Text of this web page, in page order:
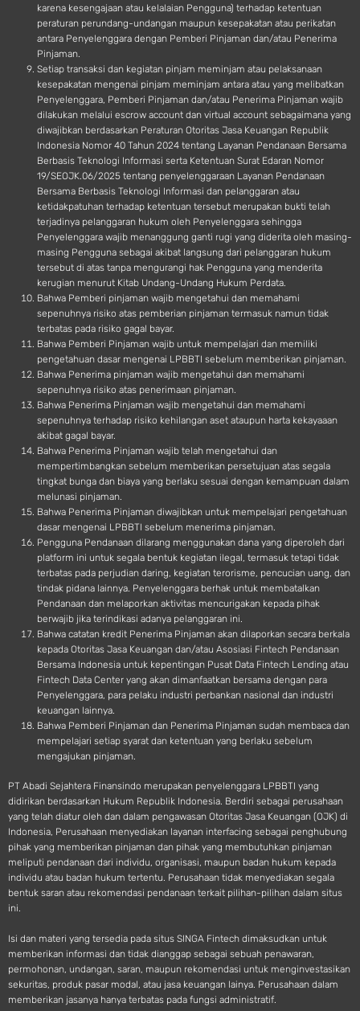
karena kesengajaan atau kelalaian Pengguna) terhadap ketentuan
peraturan perundang-undangan maupun kesepakatan atau perikatan
antara Penyelenggara dengan Pemberi Pinjaman dan/atau Penerima
Pinjaman.
Setiap transaksi dan kegiatan pinjam meminjam atau pelaksanaan
kesepakatan mengenai pinjam meminjam antara atau yang melibatkan
Penyelenggara, Pemberi Pinjaman dan/atau Penerima Pinjaman wajib
dilakukan melalui escrow account dan virtual account sebagaimana yang
diwajibkan berdasarkan Peraturan Otoritas Jasa Keuangan Republik
Indonesia Nomor 40 Tahun 2024 tentang Layanan Pendanaan Bersama
Berbasis Teknologi Informasi serta Ketentuan Surat Edaran Nomor
19/SEOJK.06/2025 tentang penyelenggaraan Layanan Pendanaan
Bersama Berbasis Teknologi Informasi dan pelanggaran atau
ketidakpatuhan terhadap ketentuan tersebut merupakan bukti telah
terjadinya pelanggaran hukum oleh Penyelenggara sehingga
Penyelenggara wajib menanggung ganti rugi yang diderita oleh masing-
masing Pengguna sebagai akibat langsung dari pelanggaran hukum
tersebut di atas tanpa mengurangi hak Pengguna yang menderita
kerugian menurut Kitab Undang-Undang Hukum Perdata.
Bahwa Pemberi pinjaman wajib mengetahui dan memahami
sepenuhnya risiko atas pemberian pinjaman termasuk namun tidak
terbatas pada risiko gagal bayar.
Bahwa Pemberi Pinjaman wajib untuk mempelajari dan memiliki
pengetahuan dasar mengenai LPBBTI sebelum memberikan pinjaman.
Bahwa Penerima pinjaman wajib mengetahui dan memahami
sepenuhnya risiko atas penerimaan pinjaman.
Bahwa Penerima Pinjaman wajib mengetahui dan memahami
sepenuhnya terhadap risiko kehilangan aset ataupun harta kekayaaan
akibat gagal bayar.
Bahwa Penerima Pinjaman wajib telah mengetahui dan
mempertimbangkan sebelum memberikan persetujuan atas segala
tingkat bunga dan biaya yang berlaku sesuai dengan kemampuan dalam
melunasi pinjaman.
Bahwa Penerima Pinjaman diwajibkan untuk mempelajari pengetahuan
dasar mengenai LPBBTI sebelum menerima pinjaman.
Pengguna Pendanaan dilarang menggunakan dana yang diperoleh dari
platform ini untuk segala bentuk kegiatan ilegal, termasuk tetapi tidak
terbatas pada perjudian daring, kegiatan terorisme, pencucian uang, dan
tindak pidana lainnya. Penyelenggara berhak untuk membatalkan
Pendanaan dan melaporkan aktivitas mencurigakan kepada pihak
berwajib jika terindikasi adanya pelanggaran ini.
Bahwa catatan kredit Penerima Pinjaman akan dilaporkan secara berkala
kepada Otoritas Jasa Keuangan dan/atau Asosiasi Fintech Pendanaan
Bersama Indonesia untuk kepentingan Pusat Data Fintech Lending atau
Fintech Data Center yang akan dimanfaatkan bersama dengan para
Penyelenggara, para pelaku industri perbankan nasional dan industri
keuangan lainnya.
Bahwa Pemberi Pinjaman dan Penerima Pinjaman sudah membaca dan
mempelajari setiap syarat dan ketentuan yang berlaku sebelum
mengajukan pinjaman.
PT Abadi Sejahtera Finansindo merupakan penyelenggara LPBBTI yang
didirikan berdasarkan Hukum Republik Indonesia. Berdiri sebagai perusahaan
yang telah diatur oleh dan dalam pengawasan Otoritas Jasa Keuangan (OJK) di
Indonesia, Perusahaan menyediakan layanan interfacing sebagai penghubung
pihak yang memberikan pinjaman dan pihak yang membutuhkan pinjaman
meliputi pendanaan dari individu, organisasi, maupun badan hukum kepada
individu atau badan hukum tertentu. Perusahaan tidak menyediakan segala
bentuk saran atau rekomendasi pendanaan terkait pilihan-pilihan dalam situs
ini.
Isi dan materi yang tersedia pada situs SINGA Fintech dimaksudkan untuk
memberikan informasi dan tidak dianggap sebagai sebuah penawaran,
permohonan, undangan, saran, maupun rekomendasi untuk menginvestasikan
sekuritas, produk pasar modal, atau jasa keuangan lainya. Perusahaan dalam
memberikan jasanya hanya terbatas pada fungsi administratif.